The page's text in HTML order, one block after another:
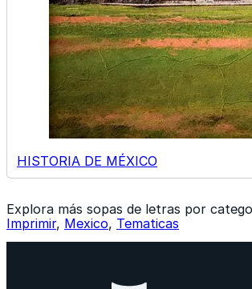
HISTORIA DE MÉXICO
Explora más sopas de letras por
Imprimir, Mexico, Tematicas